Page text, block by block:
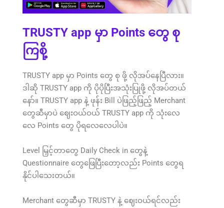
TRUSTY app မှာ Points တွေ စု
ကြစို့
TRUSTY app မှာ Points တွေ စု ဖို့ လိုအပ်နေပြီလား။
ဒါဆို TRUSTY app ကို ပိုပိုပြီးအသုံးပြုဖို့ လိုအပ်တယ်
နော်။ TRUSTY app နဲ့ ဖုန်း Bill ပဲဖြည့်ဖြည့် Merchant
တွေဆီမှာပဲ ဈေးဝယ်ဝယ် TRUSTY app ကို သုံးလေ
လေ Points တွေ ပိုရလေလေပါပဲ။
Level မြှင့်တာတွေ Daily Check in တွေနဲ့
Questionnaire တွေ‌ဖြေပြီးတော့လည်း Points တွေရ
နိုင်ပါသေးတယ်။
Merchant တွေဆီမှာ TRUSTY နဲ့ ဈေးဝယ်ရင်လည်း